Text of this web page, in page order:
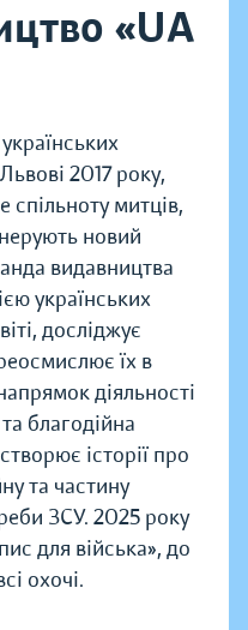
«UA
2017 року,
спільноту митців,
новий
видавництва
українських
досліджує
їх в
діяльності
благодійна
історії про
та частину
ЗСУ. 2025 року
для війська», до
охочі.